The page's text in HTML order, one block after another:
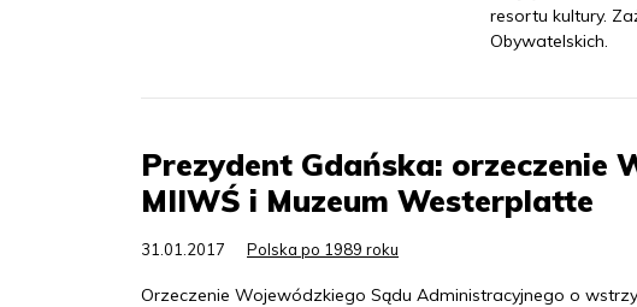
resortu kultury.
Obywatelskich.
Prezydent Gdańska: orzeczenie
MIIWŚ i Muzeum Westerplatte
31.01.2017 Polska po 1989 roku
Orzeczenie Wojewódzkiego Sądu Administracyjnego o